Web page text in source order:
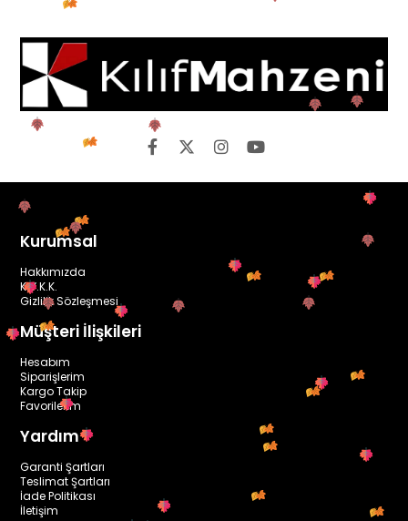
Kurumsal
Hakkımızda
K.V.K.K.
Gizlilik Sözleşmesi
Müşteri İlişkileri
Hesabım
Siparişlerim
Kargo Takip
Favorilerim
Yardım
Garanti Şartları
Teslimat Şartları
İade Politikası
İletişim